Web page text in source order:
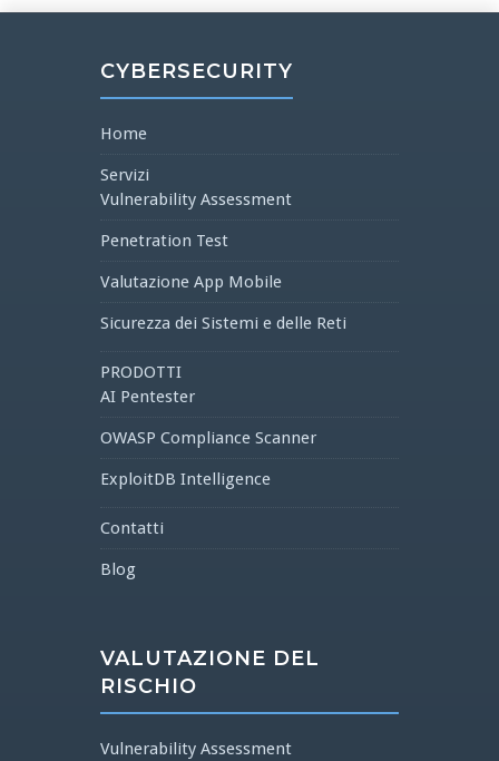
CYBERSECURITY
Home
Servizi
Vulnerability Assessment
Penetration Test
Valutazione App Mobile
Sicurezza dei Sistemi e delle Reti
PRODOTTI
AI Pentester
OWASP Compliance Scanner
ExploitDB Intelligence
Contatti
Blog
VALUTAZIONE DEL
RISCHIO
Vulnerability Assessment